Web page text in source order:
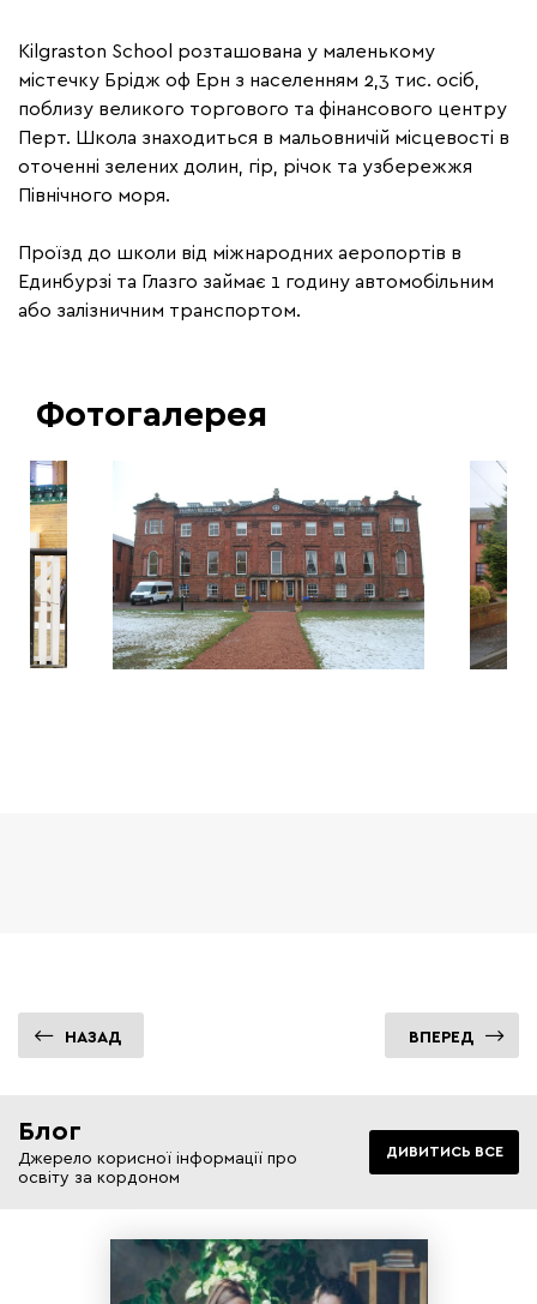
Kilgraston School розташована у маленькому
містечку Брідж оф Ерн з населенням 2,3 тис. осіб,
поблизу великого торгового та фінансового центру
Перт. Школа знаходиться в мальовничій місцевості в
оточенні зелених долин, гір, річок та узбережжя
Північного моря.
Проїзд до школи від міжнародних аеропортів в
Единбурзі та Глазго займає 1 годину автомобільним
або залізничним транспортом.
Фотогалерея
НАЗАД ВПЕРЕД
Блог
Джерело корисної інформації про
освіту за кордоном
ДИВИТИСЬ ВСЕ